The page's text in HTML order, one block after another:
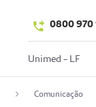
0800 970
Unimed - LF
Comunicação